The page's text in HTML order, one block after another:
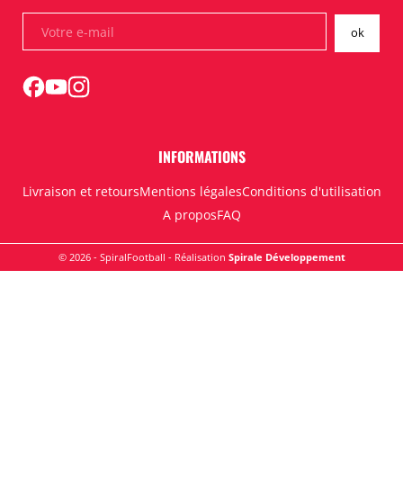
INFORMATIONS
Livraison et retoursMentions légalesConditions d'utilisation
A proposFAQ
© 2026 - SpiralFootball - Réalisation Spirale Développement